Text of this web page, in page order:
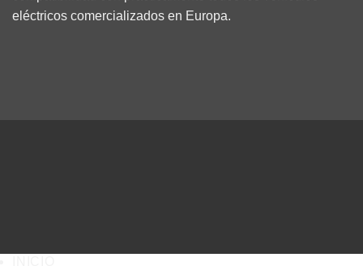
eléctricos comercializados en Europa.